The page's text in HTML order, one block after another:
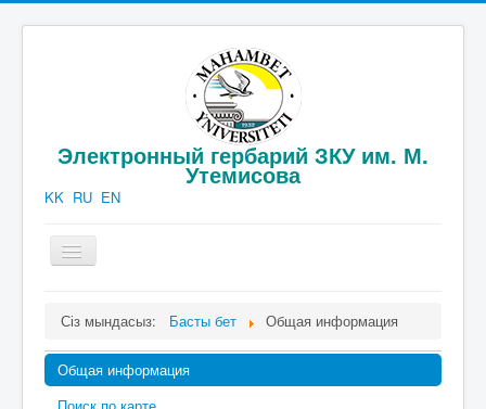
Электронный гербарий ЗКУ им. М.
Утемисова
KK RU EN
шарлауды
қосу/
Публикации
Сіз мындасыз: Басты бет Общая информация
Общая информация